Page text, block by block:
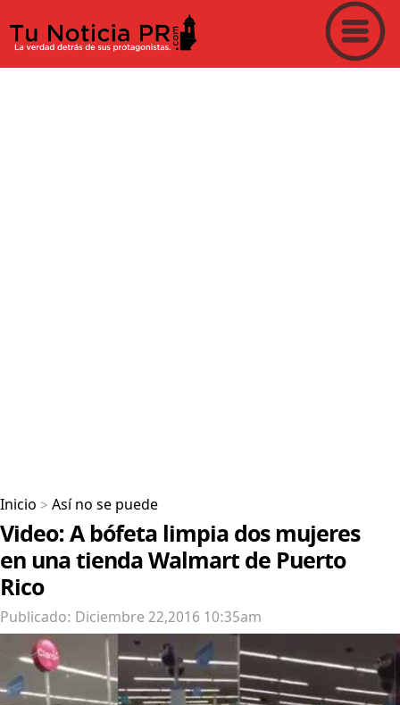
Inicio > Así no se puede
Video: A bófeta limpia dos mujeres
en una tienda Walmart de Puerto
Rico
Publicado: Diciembre 22,2016 10:35am